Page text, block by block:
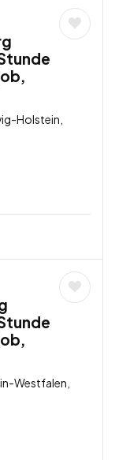
Holstein,
Westfalen,